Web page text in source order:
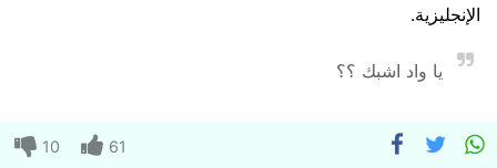
الإنجليزية.
يا واد اشبك ؟؟
10
61